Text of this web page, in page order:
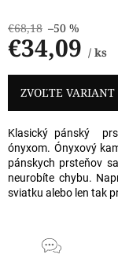
€68,18 –50 %
€34,09 / ks
Jednotková
cena:
ZVOĽTE VARIANT
Klasický pánský
ónyxom. Ónyxový
pánskych prsteňov
neurobíte chybu.
sviatku alebo len tak